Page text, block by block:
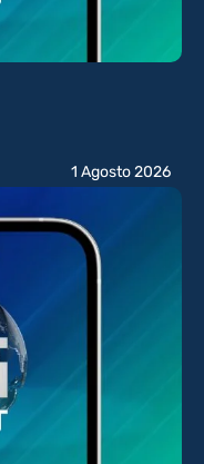
1 Agosto 2026